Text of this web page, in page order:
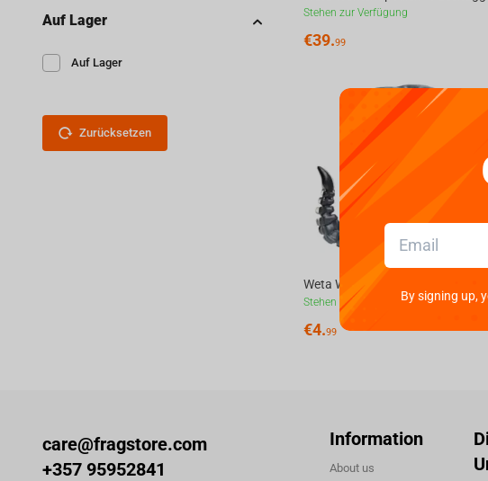
Stehen zur Verfügung
€39.99
Stehen zur Verfügung
€4.99
Auf Lager
Auf Lager
Zurücksetzen
care@fragstore.com
+357 95952841
Information
About us
By signing up,